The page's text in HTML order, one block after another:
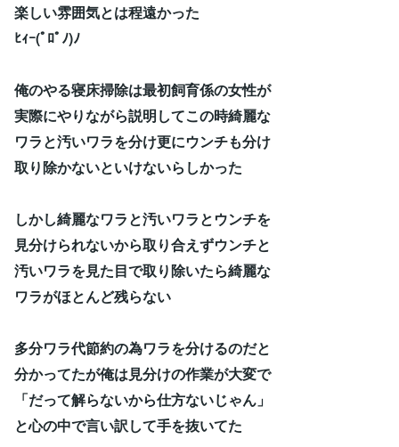
楽しい雰囲気とは程遠かった
ﾋｨｰ(ﾟﾛﾟﾉ)ﾉ
俺のやる寝床掃除は最初飼育係の女性が
実際にやりながら説明してこの時綺麗な
ワラと汚いワラを分け更にウンチも分け
取り除かないといけないらしかった
しかし綺麗なワラと汚いワラとウンチを
見分けられないから取り合えずウンチと
汚いワラを見た目で取り除いたら綺麗な
ワラがほとんど残らない
多分ワラ代節約の為ワラを分けるのだと
分かってたが俺は見分けの作業が大変で
「だって解らないから仕方ないじゃん」
と心の中で言い訳して手を抜いてた